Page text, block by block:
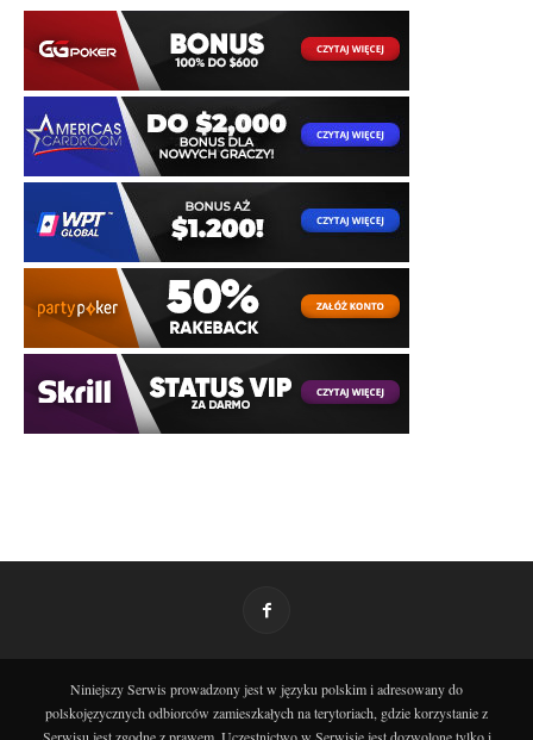
Niniejszy Serwis prowadzony jest w języku polskim i adresowany do
polskojęzycznych odbiorców zamieszkałych na terytoriach, gdzie korzystanie z